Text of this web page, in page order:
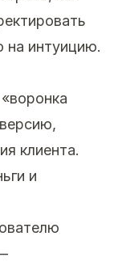
на интуицию.
клиента.
и